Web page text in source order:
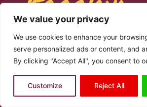
We value your privacy
We use cookies to enhance your
serve personalized ads or content, and
By clicking "Accept All", you consent to
Customize Reject All
NAGU SAABSAN
Laashin, waa mareeg loogu